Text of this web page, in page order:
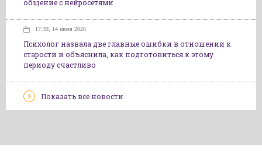
общение с нейросетями
17:39, 14 июля 2026
Психолог назвала две главные ошибки в отношении к
старости и объяснила, как подготовиться к этому
периоду счастливо
Показать все новости